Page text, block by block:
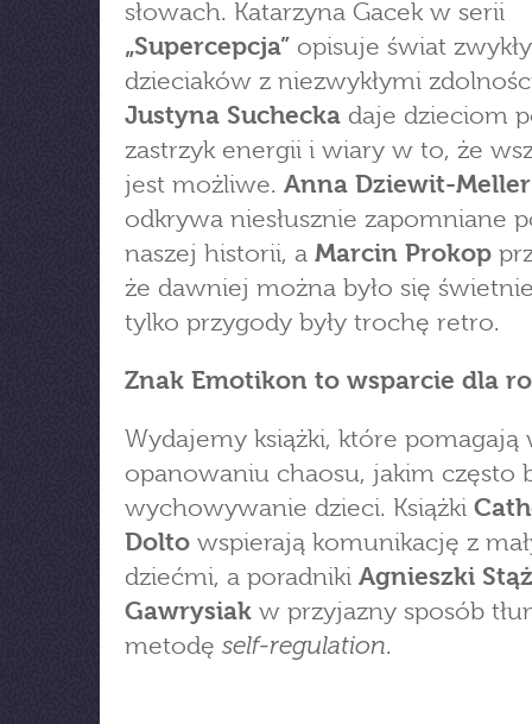
słowach. Katarzyna Gacek w serii
„Supercepcja” opisuje świat
dzieciaków z niezwykłymi
Justyna Suchecka daje dzieciom
zastrzyk energii i wiary w to, że
jest możliwe. Anna Dziewit-Meller
odkrywa niesłusznie zapomniane
naszej historii, a Marcin Prokop
że dawniej można było się
tylko przygody były trochę retro.
Znak Emotikon to wsparcie dla
Wydajemy książki, które pomagają
opanowaniu chaosu, jakim często
wychowywanie dzieci. Książki
Dolto wspierają komunikację z
dziećmi, a poradniki Agnieszki
Gawrysiak w przyjazny sposób
metodę self-regulation.